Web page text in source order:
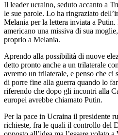
Il leader ucraino, seduto accanto a
le sue parole. Lo ha ringraziato
Melania per la lettera inviata a Putin.
americano una missiva di sua
proprio a Melania.
Aprendo alla possibilità di nuove
detto pronto anche a un trilaterale
avremo un trilaterale, e penso che ci
di porre fine alla guerra quando lo
riferendo che dopo gli incontri alla
europei avrebbe chiamato Putin.
Per la pace in Ucraina il presidente
richieste, fra le quali il controllo del